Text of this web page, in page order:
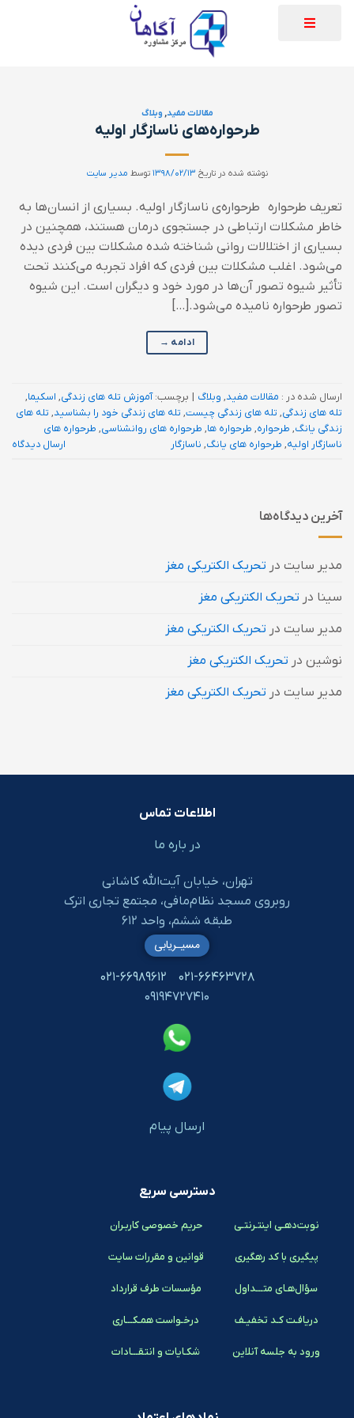
مقالات مفید, وبلاگ
طرحواره‌های ناسازگار اولیه
نوشته شده در تاریخ ۱۳۹۸/۰۲/۱۳ توسط مدیر سایت
تعریف طرحواره طرحواره‌ی ناسازگار اولیه. بسیاری از انسان‌ها به
خاطر مشکلات ارتباطی در جستجوی درمان هستند، همچنین در
بسیاری از اختلالات روانی شناخته شده مشکلات بین فردی دیده
می‌شود. اغلب مشکلات بین فردی که افراد تجربه می‌کنند تحت
تأثیر شیوه تصور آن‌ها در مورد خود و دیگران است. این شیوه
تصور طرحواره نامیده می‌شود.[…]
ادامه →
ارسال شده در : مقالات مفید, وبلاگ | برچسب:آموزش تله های زندگی, اسکیما,
تله های زندگی, تله های زندگی چیست, تله های زندگی خود را بشناسید, تله های
زندگی یانگ, طرحواره, طرحواره ها, طرحواره های روانشناسی, طرحواره های
ناسازگار اولیه, طرحواره های یانگ, ناسازگار ارسال دیدگاه
آخرین دیدگاه‌ها
مدیر سایت در تحریک الکتریکی مغز
سینا در تحریک الکتریکی مغز
مدیر سایت در تحریک الکتریکی مغز
نوشین در تحریک الکتریکی مغز
مدیر سایت در تحریک الکتریکی مغز
اطلاعات تماس
در باره ما
تهران، خیابان آیت‌الله کاشانی
روبروی مسجد نظام‌مافی، مجتمع تجاری اترک
طبقه ششم، واحد ۶۱۲
۰۲۱-۶۶۴۶۳۷۲۸
۰۲۱-۶۶۹۸۹۶۱۲
۰۹۱۹۴۷۲۷۴۱۰
ارسال پیام
مسیـریابی
دسترسی سریع
نوبت‌دهـی اینتـرنتـی
پیگیری با کد رهگیری
سؤال‌هـای متـــداول
دریافـت کـد تخفیـف
ورود به جلسه آنلاین
حریم خصوصی کاربـران
قوانین و مقررات سایت
مؤسسات طرف قرارداد
درخـواست همـکـــاری
شکـایات و انتقـــادات